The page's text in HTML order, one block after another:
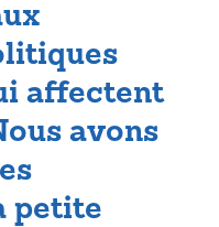
affectent
avons
petite